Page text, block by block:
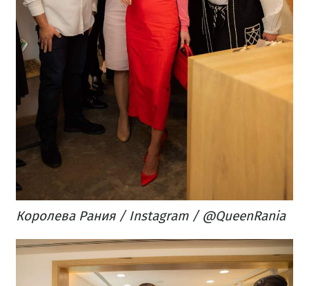
Королева Рания / Instagram / @QueenRania